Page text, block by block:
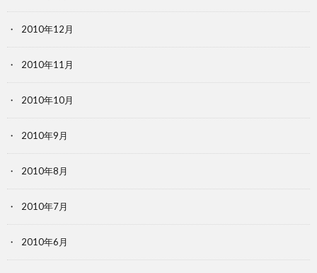
2010年12月
2010年11月
2010年10月
2010年9月
2010年8月
2010年7月
2010年6月